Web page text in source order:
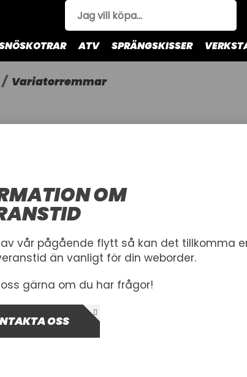
ATV SPRÄNGSKISSER
Variatorremmar
OM
vår pågående flytt så kan det tillkomma
än vanligt för din weborder.
gärna om du har frågor!
OSS